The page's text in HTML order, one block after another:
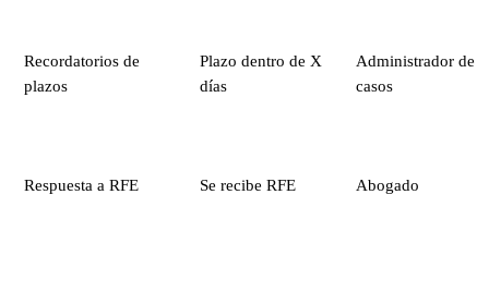
Recordatorios de
plazos
Plazo dentro de X
días
Administrador de
casos
Respuesta a RFE Se recibe RFE Abogado